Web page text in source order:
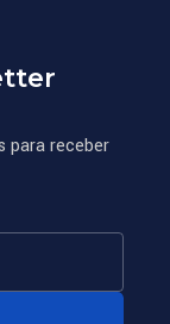
para receber